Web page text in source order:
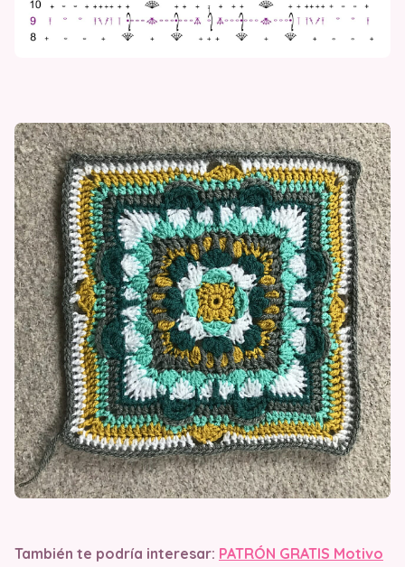
También te podría interesar: PATRÓN GRATIS Motivo